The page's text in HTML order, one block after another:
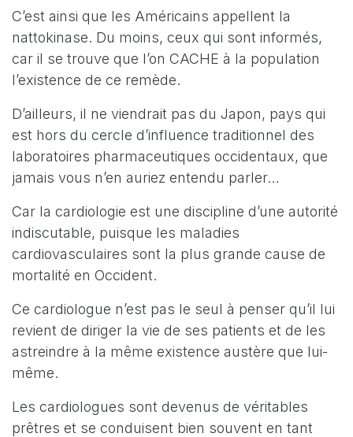
C’est ainsi que les Américains appellent la
nattokinase. Du moins, ceux qui sont informés,
car il se trouve que l’on CACHE à la population
l’existence de ce remède.
D’ailleurs, il ne viendrait pas du Japon, pays qui
est hors du cercle d’influence traditionnel des
laboratoires pharmaceutiques occidentaux, que
jamais vous n’en auriez entendu parler…
Car la cardiologie est une discipline d’une autorité
indiscutable, puisque les maladies
cardiovasculaires sont la plus grande cause de
mortalité en Occident.
Ce cardiologue n’est pas le seul à penser qu’il lui
revient de diriger la vie de ses patients et de les
astreindre à la même existence austère que lui-
même.
Les cardiologues sont devenus de véritables
prêtres et se conduisent bien souvent en tant